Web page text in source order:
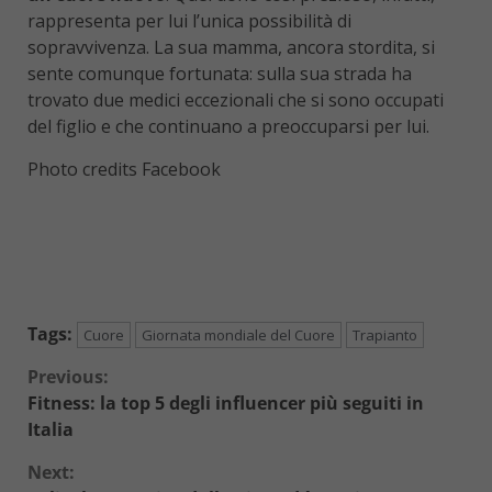
rappresenta per lui l’unica possibilità di
sopravvivenza. La sua mamma, ancora stordita, si
sente comunque fortunata: sulla sua strada ha
trovato due medici eccezionali che si sono occupati
del figlio e che continuano a preoccuparsi per lui.
Photo credits Facebook
Tags: Cuore Giornata mondiale del Cuore Trapianto
Continue
Reading
Previous:
Fitness: la top 5 degli influencer più seguiti in
Italia
Next: